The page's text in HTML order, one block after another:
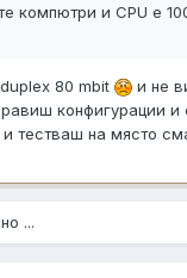
компютри и CPU e
80 mbit
и не
конфигурации
и тестваш на място
...